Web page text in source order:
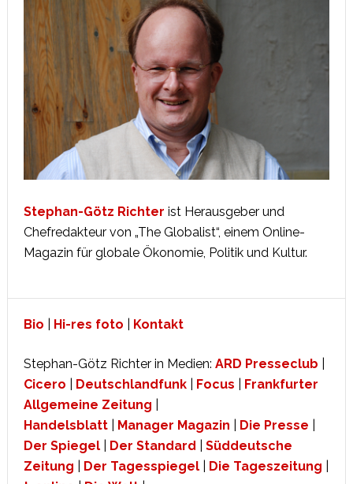
Stephan-Götz Richter ist Herausgeber und
Chefredakteur von „The Globalist“, einem Online-
Magazin für globale Ökonomie, Politik und Kultur.
Bio Hi-res foto Kontakt
Stephan-Götz Richter in Medien: ARD Presseclub
Cicero
Deutschlandfunk| Focus
Frankfurter
Allgemeine Zeitung
Handelsblatt| Manager Magazin Die Presse
Der Spiegel| Der Standard
Süddeutsche
Zeitung
Der Tagesspiegel| Die Tageszeitung